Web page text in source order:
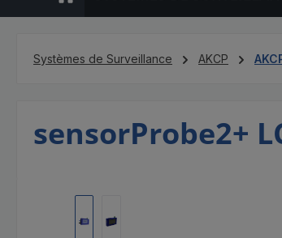
Systèmes de Surveillance AKCP
sensorProbe2+